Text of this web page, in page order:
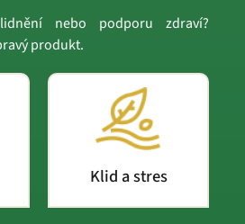
nebo podporu zdraví?
produkt.
Klid a stres